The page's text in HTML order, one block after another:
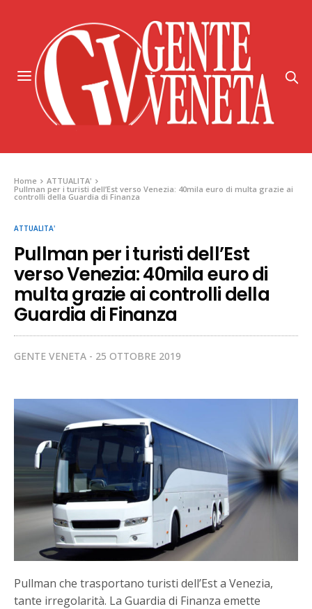
Home
ATTUALITA'
Pullman per i turisti dell’Est verso Venezia: 40mila euro di multa grazie ai
controlli della Guardia di Finanza
ATTUALITA'
Pullman per i turisti dell’Est
verso Venezia: 40mila euro di
multa grazie ai controlli della
Guardia di Finanza
GENTE VENETA 25 OTTOBRE 2019
Pullman che trasportano turisti dell’Est a Venezia,
tante irregolarità. La Guardia di Finanza emette